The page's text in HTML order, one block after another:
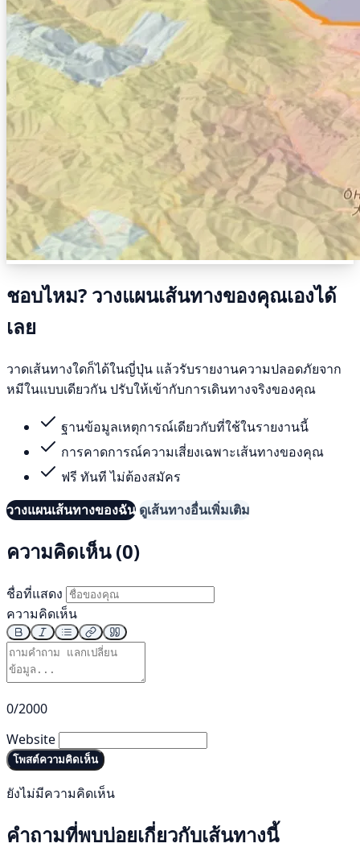
ชอบไหม? วางแผนเส้นทางของคุณเองได้
เลย
วาดเส้นทางใดก็ได้ในญี่ปุ่น แล้วรับรายงานความปลอดภัยจาก
หมีในแบบเดียวกัน ปรับให้เข้ากับการเดินทางจริงของคุณ
ฐานข้อมูลเหตุการณ์เดียวกับที่ใช้ในรายงานนี้
การคาดการณ์ความเสี่ยงเฉพาะเส้นทางของคุณ
ฟรี ทันที ไม่ต้องสมัคร
วางแผนเส้นทางของฉัน ดูเส้นทางอื่นเพิ่มเติม
ความคิดเห็น (0)
ชื่อที่แสดง
ความคิดเห็น
0/2000
Website
โพสต์ความคิดเห็น
ยังไม่มีความคิดเห็น
คำถามที่พบบ่อยเกี่ยวกับเส้นทางนี้